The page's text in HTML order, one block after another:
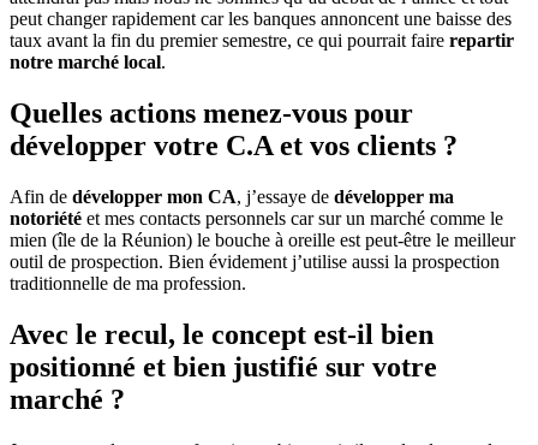
peut changer rapidement car les banques annoncent une baisse des
taux avant la fin du premier semestre, ce qui pourrait faire repartir
notre marché local.
Quelles actions menez-vous pour
développer votre C.A et vos clients ?
Afin de développer mon CA, j’essaye de développer ma
notoriété et mes contacts personnels car sur un marché comme le
mien (île de la Réunion) le bouche à oreille est peut-être le meilleur
outil de prospection. Bien évidement j’utilise aussi la prospection
traditionnelle de ma profession.
Avec le recul, le concept est-il bien
positionné et bien justifié sur votre
marché ?